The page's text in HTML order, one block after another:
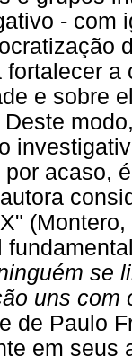
- com
fortalecer
e sobre
acaso,
se
uns com
de Paulo
em seus